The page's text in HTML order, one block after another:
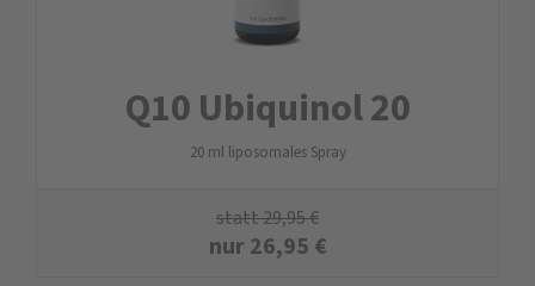
Q10 Ubiquinol 20
20 ml liposomales Spray
statt29,95€
nur26,95 €